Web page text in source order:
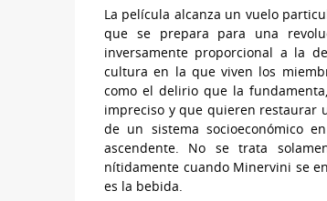
La película alcanza un vuelo
que se prepara para una
inversamente proporcional a la
cultura en la que viven los
como el delirio que la
impreciso y que quieren restaurar
de un sistema socioeconómico
ascendente. No se trata
nítidamente cuando Minervini se
es la bebida.